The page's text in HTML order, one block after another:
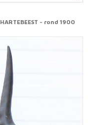
- rond 1900